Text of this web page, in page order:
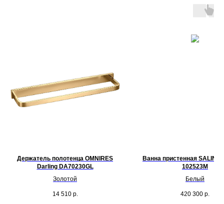
Держатель полотенца OMNIRES
Darling DA70230GL
Золотой
14 510 р.
Ванна пристенная SALINI
102523M
Белый
420 300 р.